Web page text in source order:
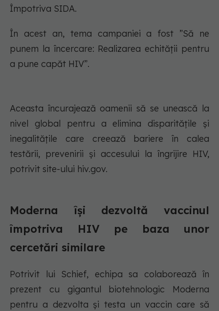
Împotriva SIDA.
În acest an, tema campaniei a fost ”Să ne
punem la încercare: Realizarea echității pentru
a pune capăt HIV”.
Aceasta încurajează oamenii să se unească la
nivel global pentru a elimina disparitățile și
inegalitățile care creează bariere în calea
testării, prevenirii și accesului la îngrijire HIV,
potrivit site-ului hiv.gov.
Moderna își dezvoltă vaccinul
împotriva HIV pe baza unor
cercetări similare
Potrivit lui Schief, echipa sa colaborează în
prezent cu gigantul biotehnologic Moderna
pentru a dezvolta și testa un vaccin care să